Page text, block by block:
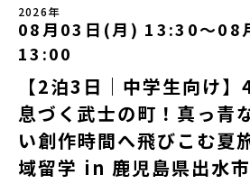
ら抽選の上、締め切り日から1週間を目途
ただいたメールアドレス宛に「当選／落選
ます。当選者は、メールに記載された「当
以内に回答いただき、確認フォームの提出
ていただきます。当選確認フォームの期
い場合は、当選を取り消しとさせていただ
あった場合は、繰り上げ当選者へご連絡さ
メールアドレスの変更をご希望の場合は下
LINEよりご連絡をお願いします。※受信制
知メールをお受け取りいただけません。そ
「みんなでBBQディナー」 -さらに仲間や
たちと交流＜3日目＞（AM）「アイヌが愛
ルドワーク」「3日間の振り返りワーク」
「ランチ/お土産タイム」（PM） 13：30
空港には15：00頃に到着予定です。※天
てプログラムを変更する場合がございま
北海道平取町（びらとりちょう）【実施
日(月祝)※参加が確定した方には6月3日(
「参加者向け事前オンライン研修」をご案
加をお願いします。【集合場所・時間】7
空港※12：00までに新千歳空港に到着す
です。どんな困難な状況にも真っ向から立
夢を追って挑戦し続ける姿勢や、手つかず
の夢を抱いて熱中した「砂金掘り」、自ら
拓いてきた農業や漁業の歴史など、夢を追
はない風土が存在します。大樹町では、
ツが現在、「北海道の小さな町から宇宙を
へと繋がっています。 「宇宙版シリコンバ
国内外の宇宙関連企業が集まる宇宙港「北
整備が進められています。 この未来への
よる日本初のロケット打ち上げ成功という
2026年
08月03日(月) 13:30〜08
13:00
【2泊3日｜中学生向け
息づく武士の町！真っ青
い創作時間へ飛びこむ夏
域留学 in 鹿児島県出水